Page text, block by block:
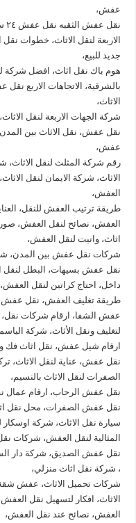
عفش،
الاربعة لنقل الاثاث، خطوات
جديد للبيع،
هوم باك نقل اثاث، افضل
بالشرقية، الاتجاهات الاربع
الاثاث،
شركة الجهات الاربعة لنقل
نقل عفش، نقل الاثاث بين
عفش،
رقم شركة المثلث لنقل الاثاث،
الاثاث، شركة الايمان لنقل
العفش،
طريقة ترتيب العفش للنقل،
العفش، نصائح لنقل العفش، صور
اثاث، وانيت لنقل العفش،
شركات نقل عفش بين المدن،
نقل عفش بسيهات، البطل
داخل، احتاج كراتين لنقل العفش،
طريقة تغليف العفش، نقل عفش
عفش الشفا، ارقام شركات
لتغليف ونقل الأثاث، شركة
ارقام شيل عفش، نقل اثاث فك
نقل عفش، عناية لنقل الاثاث،
الصفرات لنقل الاثاث بالنسيم،
نقل عفش الرحاب، ارقام عمال
نقل عفش الصفرات، محل نقل
سيارة نقل الاثاث، شركة اوسكار
المثالية لنقل العفش، شركات
نقل عفش الصديق، شركة دار
، شركة نقل اثاث منزلي،
شركات تحميل الاثاث، عفش شقة
الاثاث، افكار لتسهيل نقل
العفش، نصائح عند نقل العفش،